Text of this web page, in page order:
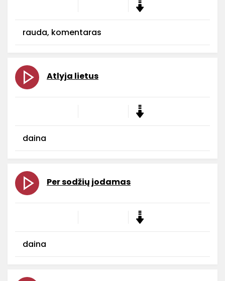
rauda, komentaras
Atlyja lietus
daina
Per sodžių jodamas
daina